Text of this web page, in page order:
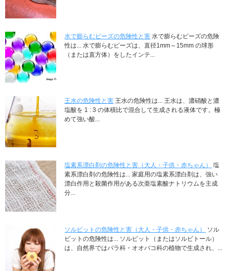
水で膨らむビーズの危険性と害 水で膨らむビーズの危険
性は... 水で膨らむビーズは、直径1mm～15mm の球形
（または直方体）をしたインテ...
王水の危険性と害 王水の危険性は... 王水は、濃硝酸と濃
塩酸を 1 : 3 の体積比で混合して生成される液体です。極
めて強い酸...
塩素系漂白剤の危険性と害（大人・子供・赤ちゃん）
塩
素系漂白剤の危険性は... 家庭用の塩素系漂白剤は、強い
漂白作用と殺菌作用がある次亜塩素酸ナトリウムを主成
分...
ソルビットの危険性と害（大人・子供・赤ちゃん）
ソル
ビットの危険性は... ソルビット（またはソルビトール）
は、自然界ではバラ科・オオバコ科の植物で生成され、...